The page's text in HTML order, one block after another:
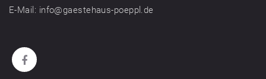
E-Mail: info@gaestehaus-poeppl.de